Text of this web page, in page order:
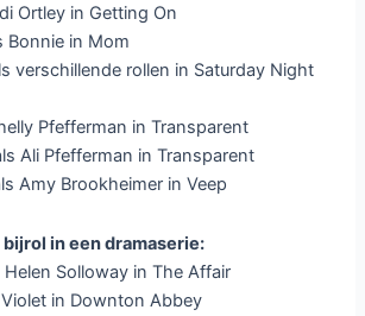
Ortley in Getting On
Bonnie in Mom
verschillende rollen in Saturday Night
Pfefferman in Transparent
Ali Pfefferman in Transparent
Amy Brookheimer in Veep
in een dramaserie:
Helen Solloway in The Affair
in Downton Abbey